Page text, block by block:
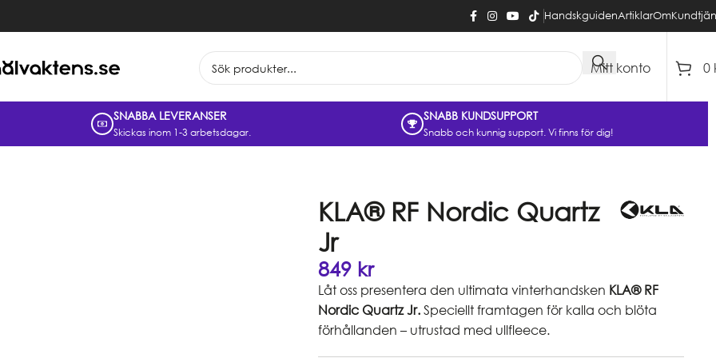
HandskguidenArtiklarOm
Mitt konto 0
SNABBA LEVERANSER
Skickas inom 1-3 arbetsdagar.
SNABB KUNDSUPPORT
Snabb och kunnig support. Vi finns för dig!
KLA® RF Nordic Quartz
Jr
849 kr
Låt oss presentera den ultimata vinterhandsken KLA® RF
Nordic Quartz Jr. Speciellt framtagen för kalla och blöta
förhållanden – utrustad med ullfleece.